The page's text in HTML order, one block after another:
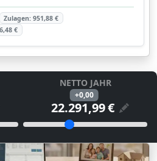
Zulagen:951,88 €
€
reale monatliche Netto
um das monatliche
NETTO JAHR
+0,00
€
Hier das das
Slider Netto Jahr
Ziehen Sie den
Lohnsteuer,